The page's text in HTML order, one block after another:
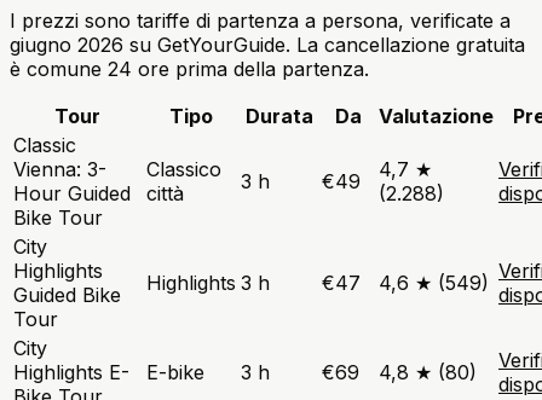
I prezzi sono tariffe di partenza a persona, verificate a
giugno 2026 su GetYourGuide. La cancellazione gratuita
è comune 24 ore prima della partenza.
Tour
Tipo Durata Da Valutazione
Classic
Vienna: 3-
Hour Guided
Bike Tour
Classico
città
3 h €49
4,7 ★
(2.288)
City
Highlights
Guided Bike
Tour
Highlights 3 h €47 4,6 ★ (549)
City
Highlights E-
E-bike 3 h €69 4,8 ★ (80)